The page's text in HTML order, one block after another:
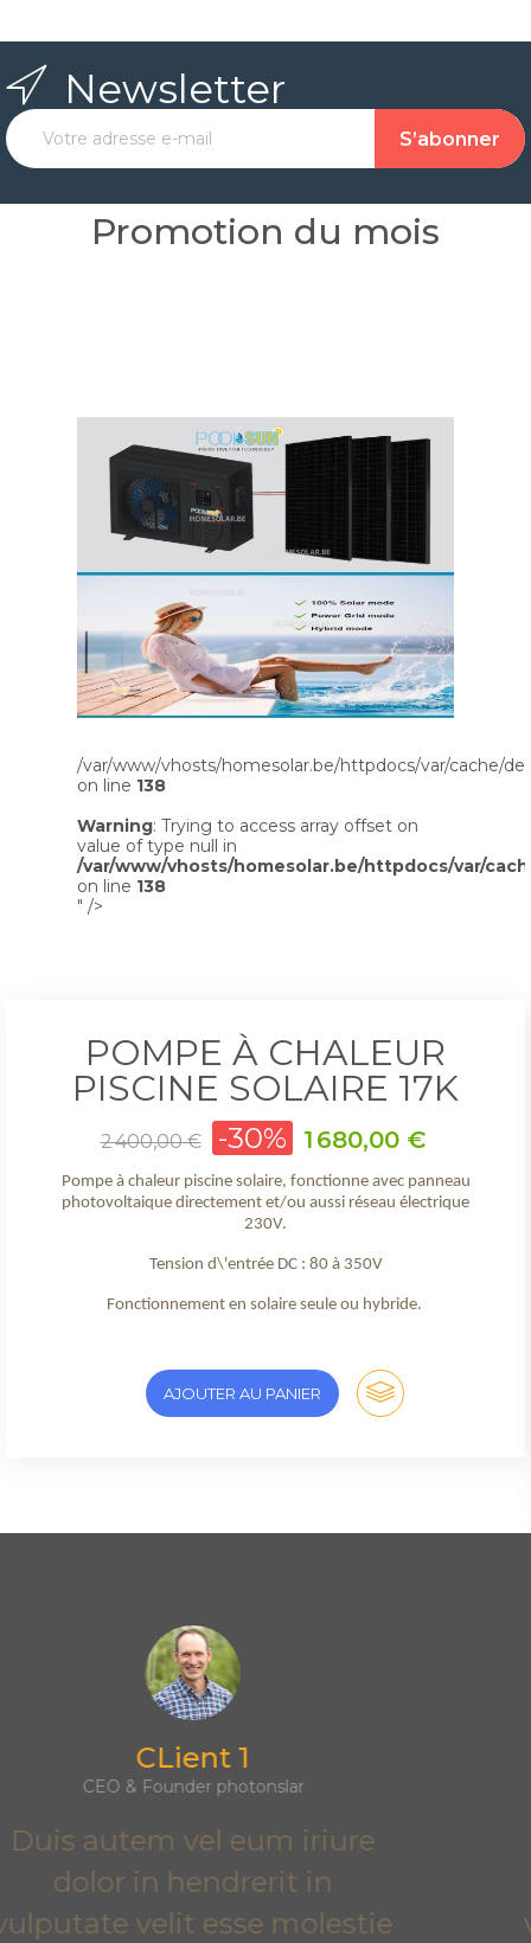
Newsletter
Promotion du mois
/var/www/vhosts/homesolar.be/httpdocs/var/cache/
on line 138
Warning: Trying to access array offset on
value of type null in
/var/www/vhosts/homesolar.be/httpdocs/var/
on line 138
" />
POMPE À CHALEUR
PISCINE SOLAIRE 17K
Prix
de
2 400,00 € -30% Prix
1 680,00 €
Pompe à chaleur piscine solaire, fonctionne avec panneau
photovoltaique directement et/ou aussi réseau électrique
230V.
Tension d\'entrée DC : 80 à 350V
Fonctionnement en solaire seule ou hybride.
AJOUTER AU PANIER
Client 2
CEO & Founder DooTr
Duis autem vel eum iriure
dolor in hendrerit in
vulputate velit esse molestie